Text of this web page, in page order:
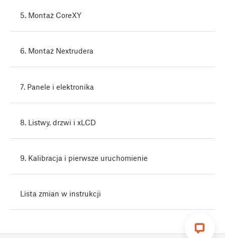
5. Montaż CoreXY
6. Montaż Nextrudera
7. Panele i elektronika
8. Listwy, drzwi i xLCD
9. Kalibracja i pierwsze uruchomienie
Lista zmian w instrukcji